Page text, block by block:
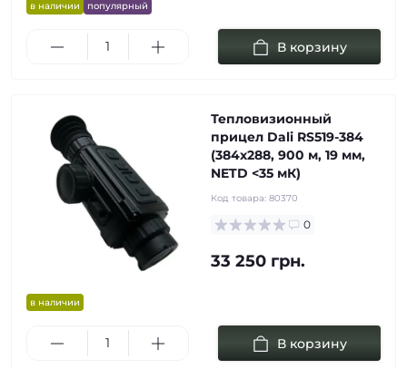
в наличии популярный
В корзину
в наличии
Тепловизионный
прицел Dali RS519-384
(384х288, 900 м, 19 мм,
NETD <35 мК)
Код товара: 80370
0
33 250 грн.
В корзину